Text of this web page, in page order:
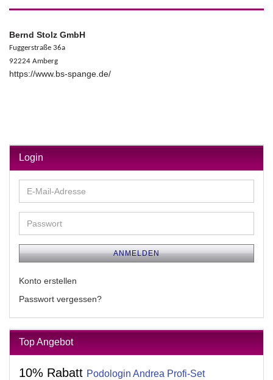
Bernd Stolz GmbH
Fuggerstraße 36a
92224 Amberg
https://www.bs-spange.de/
Login
E-
Mail-
Adresse
Passwort
ANMELDEN
Konto erstellen
Passwort vergessen?
Top Angebot
10% Rabatt Podologin Andrea Profi-Set